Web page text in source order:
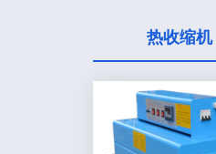
热收缩机